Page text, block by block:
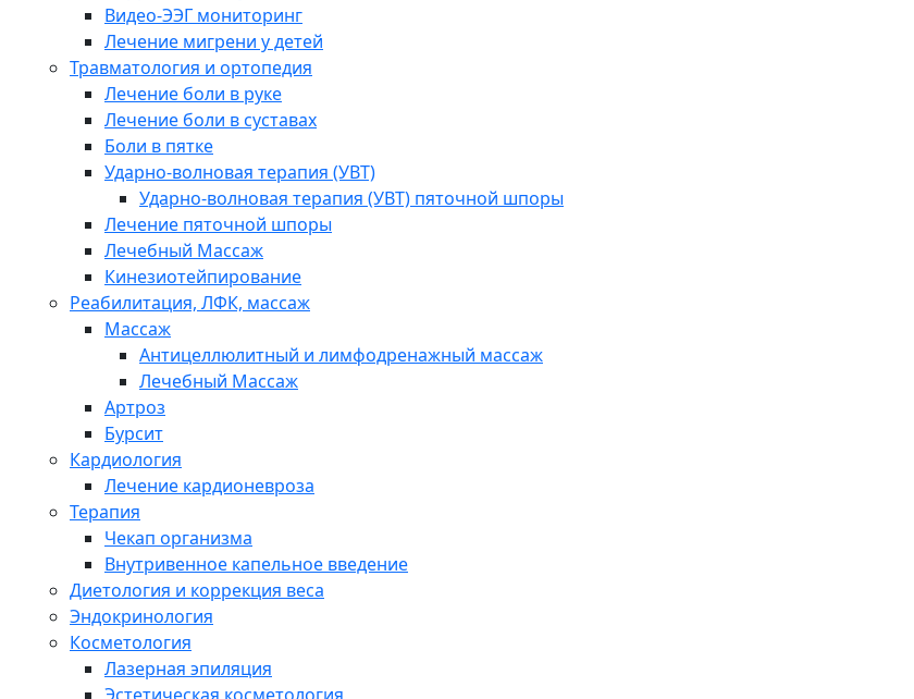
Видео-ЭЭГ мониторинг
Лечение мигрени у детей
Травматология и ортопедия
Лечение боли в руке
Лечение боли в суставах
Боли в пятке
Ударно-волновая терапия (УВТ)
Ударно-волновая терапия (УВТ) пяточной шпоры
Лечение пяточной шпоры
Лечебный Массаж
Кинезиотейпирование
Реабилитация, ЛФК, массаж
Массаж
Антицеллюлитный и лимфодренажный массаж
Лечебный Массаж
Артроз
Бурсит
Кардиология
Лечение кардионевроза
Терапия
Чекап организма
Внутривенное капельное введение
Диетология и коррекция веса
Эндокринология
Косметология
Лазерная эпиляция